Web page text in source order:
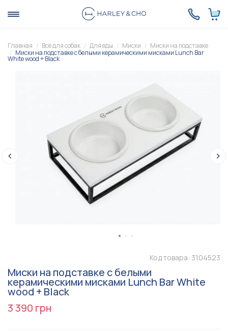
Главная Всё для собак Для еды Миски
Миски на подставке
Миски на подставке с белыми керамическими мисками Lunch Bar
White wood + Black
Код товара: 3104523
Миски на подставке с белыми
керамическими мисками Lunch Bar White
wood + Black
3 390 грн